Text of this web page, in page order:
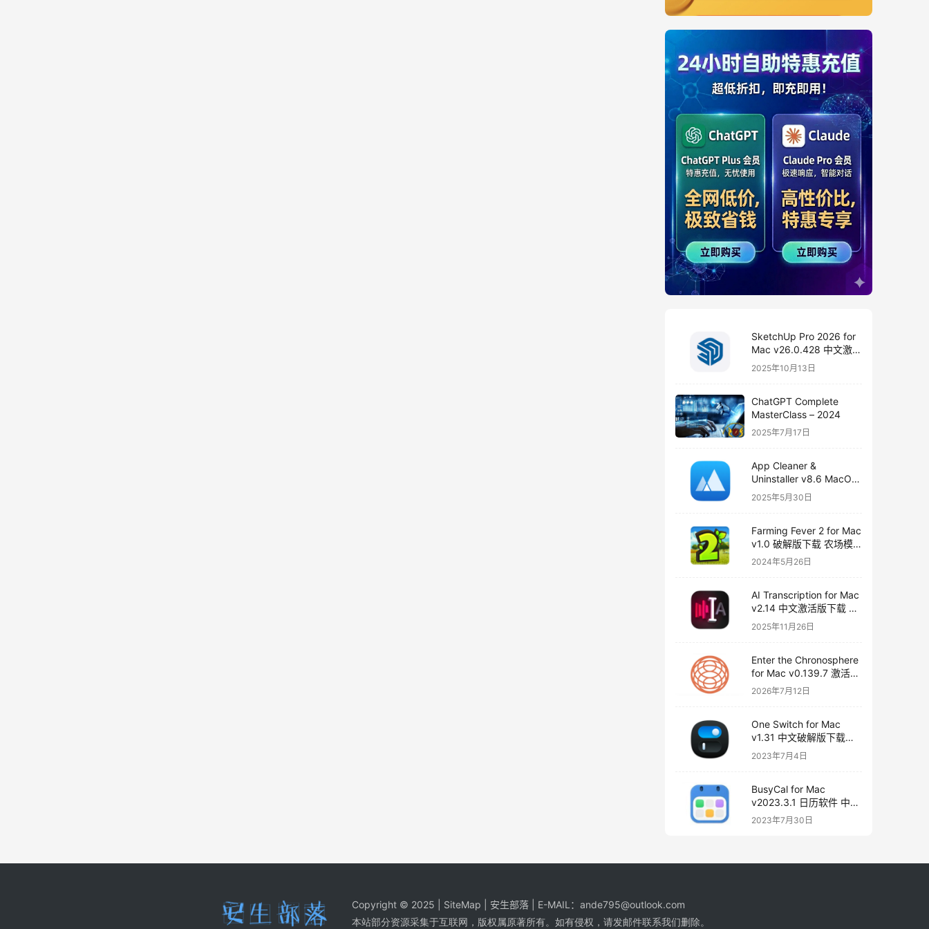
SketchUp Pro 2026 for
Mac v26.0.428 中文激活
版下载
2025年10月13日
ChatGPT Complete
MasterClass – 2024
2025年7月17日
App Cleaner &
Uninstaller v8.6 MacOS
永久破解版下载
2025年5月30日
Farming Fever 2 for Mac
v1.0 破解版下载 农场模
拟游戏
2024年5月26日
AI Transcription for Mac
v2.14 中文激活版下载 音
频转换文本
2025年11月26日
Enter the Chronosphere
for Mac v0.139.7 激活版
下载 超时空地牢
2026年7月12日
One Switch for Mac
v1.31 中文破解版下载
crack
2023年7月4日
BusyCal for Mac
v2023.3.1 日历软件 中文
破解版下载
2023年7月30日
Copyright © 2025 | SiteMap | 安生部落 | E-MAIL： ande795@outlook.com
本站部分资源采集于互联网，版权属原著所有。如有侵权，请发邮件联系我们删除。